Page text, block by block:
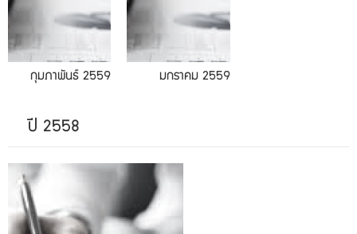
กุมภาพันธ์ 2559 มกราคม 2559
ปี 2558